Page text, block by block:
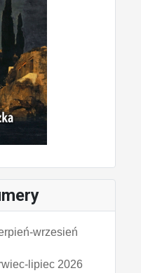
wrzesień
lipiec 2026